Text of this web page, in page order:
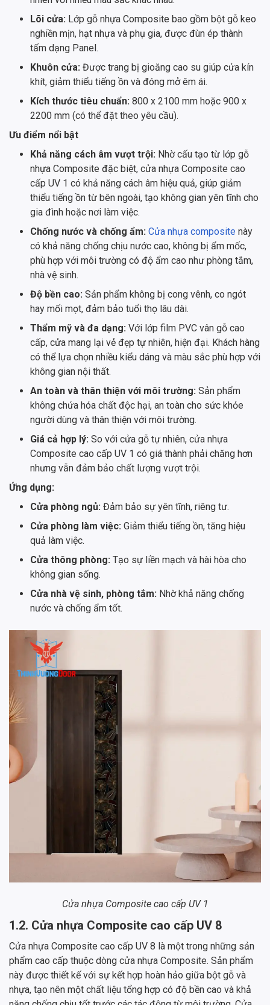
Lõi cửa: Lớp gỗ nhựa Composite bao gồm bột gỗ keo
nghiền mịn, hạt nhựa và phụ gia, được đùn ép thành
tấm dạng Panel.
Khuôn cửa: Được trang bị gioăng cao su giúp cửa kín
khít, giảm thiểu tiếng ồn và đóng mở êm ái.
Kích thước tiêu chuẩn: 800 x 2100 mm hoặc 900 x
2200 mm (có thể đặt theo yêu cầu).
Ưu điểm nổi bật
Khả năng cách âm vượt trội: Nhờ cấu tạo từ lớp gỗ
nhựa Composite đặc biệt, cửa nhựa Composite cao
cấp UV 1 có khả năng cách âm hiệu quả, giúp giảm
thiểu tiếng ồn từ bên ngoài, tạo không gian yên tĩnh cho
gia đình hoặc nơi làm việc.
Chống nước và chống ẩm: Cửa nhựa composite này
có khả năng chống chịu nước cao, không bị ẩm mốc,
phù hợp với môi trường có độ ẩm cao như phòng tắm,
nhà vệ sinh.
Độ bền cao: Sản phẩm không bị cong vênh, co ngót
hay mối mọt, đảm bảo tuổi thọ lâu dài.
Thẩm mỹ và đa dạng: Với lớp film PVC vân gỗ cao
cấp, cửa mang lại vẻ đẹp tự nhiên, hiện đại. Khách hàng
có thể lựa chọn nhiều kiểu dáng và màu sắc phù hợp với
không gian nội thất.
An toàn và thân thiện với môi trường: Sản phẩm
không chứa hóa chất độc hại, an toàn cho sức khỏe
người dùng và thân thiện với môi trường.
Giá cả hợp lý: So với cửa gỗ tự nhiên, cửa nhựa
Composite cao cấp UV 1 có giá thành phải chăng hơn
nhưng vẫn đảm bảo chất lượng vượt trội.
Ứng dụng:
Cửa phòng ngủ: Đảm bảo sự yên tĩnh, riêng tư.
Cửa phòng làm việc: Giảm thiểu tiếng ồn, tăng hiệu
quả làm việc.
Cửa thông phòng: Tạo sự liền mạch và hài hòa cho
không gian sống.
Cửa nhà vệ sinh, phòng tắm: Nhờ khả năng chống
nước và chống ẩm tốt.
Cửa nhựa Composite cao cấp UV 1
1.2. Cửa nhựa Composite cao cấp UV 8
Cửa nhựa Composite cao cấp UV 8 là một trong những sản
phẩm cao cấp thuộc dòng cửa nhựa Composite. Sản phẩm
này được thiết kế với sự kết hợp hoàn hảo giữa bột gỗ và
nhựa, tạo nên một chất liệu tổng hợp có độ bền cao và khả